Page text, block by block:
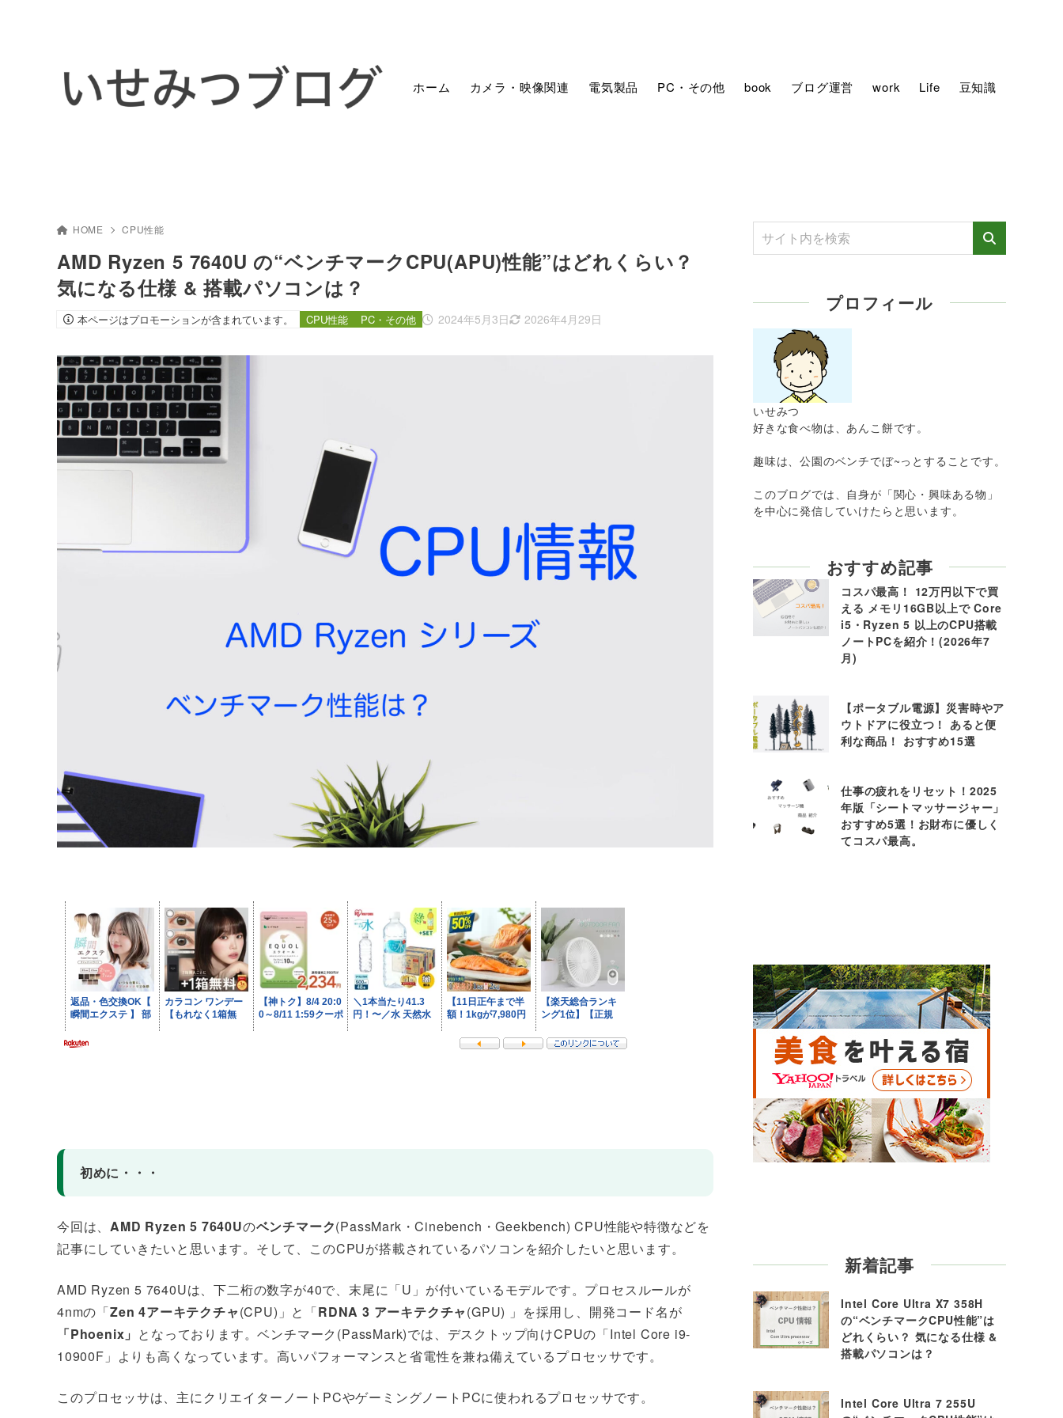
ホーム カメラ・映像関連 電気製品 PC・その他 book ブログ運営 work Life 豆知識
HOME CPU性能
AMD Ryzen 5 7640U の“ベンチマークCPU(APU)性能”はどれくらい？
気になる仕様 & 搭載パソコンは？
本ページはプロモーションが含まれています。 2024年5月3日 2026年4月29日
CPU性能 PC・その他
初めに・・・
今回は、AMD Ryzen 5 7640Uのベンチマーク(PassMark・Cinebench・Geekbench) CPU性能や特徴などを
記事にしていきたいと思います。そして、このCPUが搭載されているパソコンを紹介したいと思います。
AMD Ryzen 5 7640Uは、下二桁の数字が40で、末尾に「U」が付いているモデルです。プロセスルールが
4nmの「Zen 4アーキテクチャ(CPU)」と「RDNA 3 アーキテクチャ(GPU) 」を採用し、開発コード名が
「Phoenix」 となっております。ベンチマーク(PassMark)では、デスクトップ向けCPUの「Intel Core i9-
10900F」よりも高くなっています。高いパフォーマンスと省電性を兼ね備えているプロセッサです。
このプロセッサは、主にクリエイターノートPCやゲーミングノートPCに使われるプロセッサです。
プロフィール
いせみつ
好きな食べ物は、あんこ餅です。
趣味は、公園のベンチでぼ~っとすることです。
このブログでは、自身が「関心・興味ある物」
を中心に発信していけたらと思います。
おすすめ記事
コスパ最高！ 12万円以下で買
える メモリ16GB以上で Core
i5・Ryzen 5 以上のCPU搭載
ノートPCを紹介！(2026年7
月)
【ポータブル電源】災害時やア
ウトドアに役立つ！ あると便
利な商品！ おすすめ15選
仕事の疲れをリセット！2025
年版「シートマッサージャー」
おすすめ5選！お財布に優しく
てコスパ最高。
新着記事
Intel Core Ultra X7 358H
の“ベンチマークCPU性能”は
どれくらい？ 気になる仕様 &
搭載パソコンは？
Intel Core Ultra 7 255U